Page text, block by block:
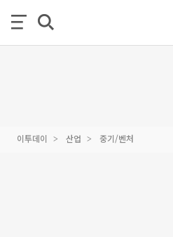
이투데이 산업 중기/벤처